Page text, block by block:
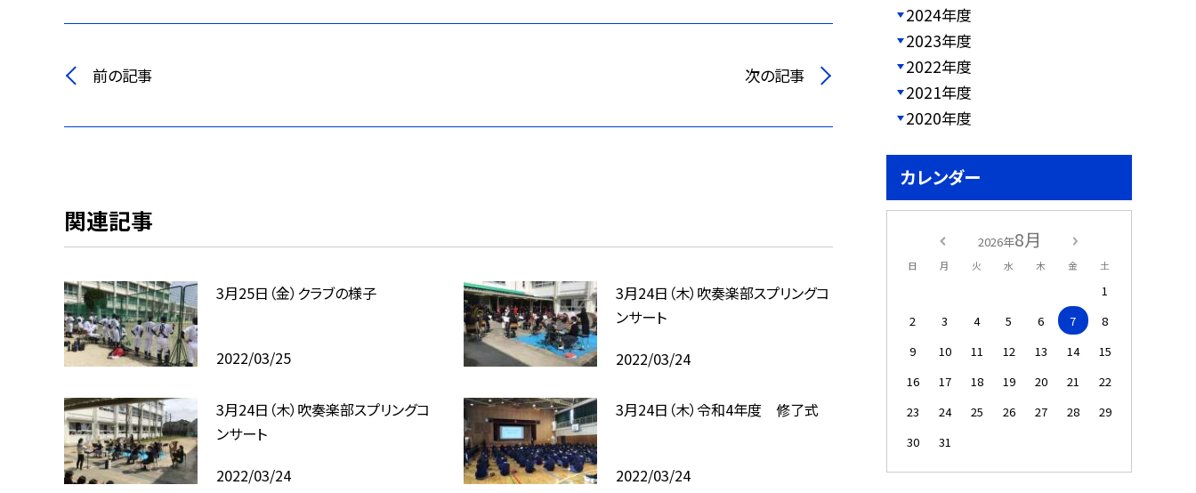
前の記事 次の記事
関連記事
3月25日（金）クラブの様子
2022/03/25
3月24日（木）吹奏楽部スプリングコ
ンサート
2022/03/24
3月24日（木）吹奏楽部スプリングコ
ンサート
2022/03/24
3月24日（木）令和4年度 修了式
2022/03/24
2024年度
2023年度
2022年度
2021年度
2020年度
カレンダー
2026年8月
日 月 火 水 木 金 土
1
2
3 4 5 6 7
8
9
10 11 12 13 14
15
16
17 18 19 20 21
22
23
24 25 26 27 28
29
30
31